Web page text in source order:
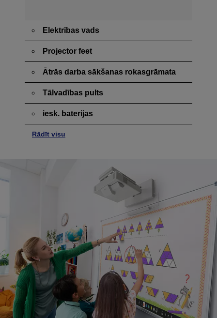
Elektrības vads
Projector feet
Ātrās darba sākšanas rokasgrāmata
Tālvadības pults
iesk. baterijas
Rādīt visu